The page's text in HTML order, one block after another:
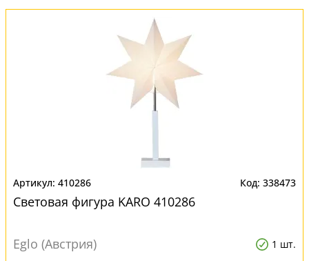
410286 338473
Световая фигура KARO 410286
Eglo (Австрия) 1 шт.